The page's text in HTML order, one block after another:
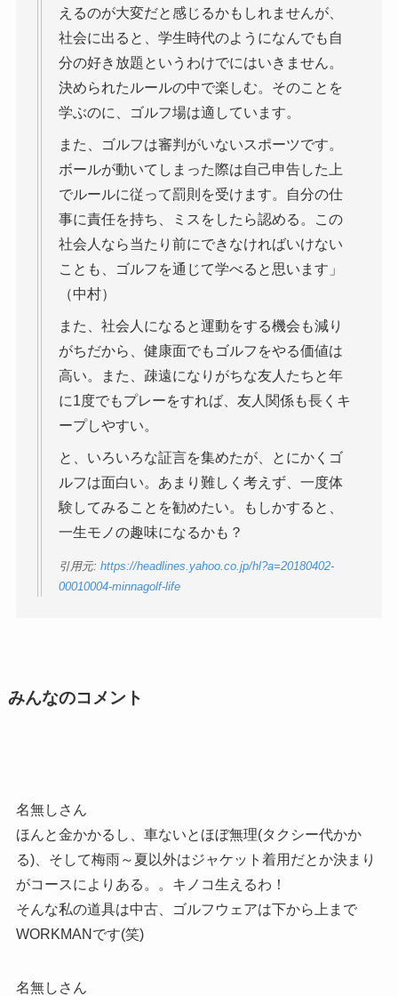
えるのが大変だと感じるかもしれませんが、
社会に出ると、学生時代のようになんでも自
分の好き放題というわけでにはいきません。
決められたルールの中で楽しむ。そのことを
学ぶのに、ゴルフ場は適しています。
また、ゴルフは審判がいないスポーツです。
ボールが動いてしまった際は自己申告した上
でルールに従って罰則を受けます。自分の仕
事に責任を持ち、ミスをしたら認める。この
社会人なら当たり前にできなければいけない
ことも、ゴルフを通じて学べると思います」
（中村）
また、社会人になると運動をする機会も減り
がちだから、健康面でもゴルフをやる価値は
高い。また、疎遠になりがちな友人たちと年
に1度でもプレーをすれば、友人関係も長くキ
ープしやすい。
と、いろいろな証言を集めたが、とにかくゴ
ルフは面白い。あまり難しく考えず、一度体
験してみることを勧めたい。もしかすると、
一生モノの趣味になるかも？
引用元: https://headlines.yahoo.co.jp/hl?a=20180402-
00010004-minnagolf-life
みんなのコメント
名無しさん
ほんと金かかるし、車ないとほぼ無理(タクシー代かか
る)、そして梅雨～夏以外はジャケット着用だとか決まり
がコースによりある。。キノコ生えるわ！
そんな私の道具は中古、ゴルフウェアは下から上まで
WORKMANです(笑)
名無しさん